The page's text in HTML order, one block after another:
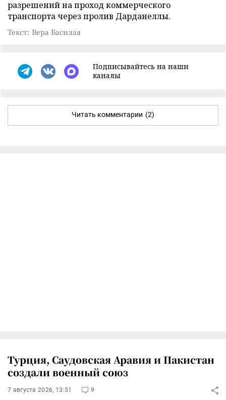
разрешений на проход коммерческого
транспорта через пролив Дарданеллы.
Текст: Вера Басилая
Подписывайтесь на наши
каналы
Читать комментарии (2)
Турция, Саудовская Аравия и Пакистан
создали военный союз
7 августа 2026, 13:51 9